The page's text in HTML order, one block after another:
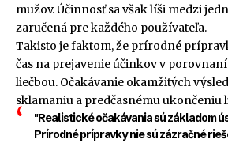
mužov. Účinnosť sa však líši medzi
zaručená pre každého používateľa.
Takisto je faktom, že prírodné
čas na prejavenie účinkov v
liečbou. Očakávanie okamžitých
sklamaniu a predčasnému ukončeniu
"Realistické očakávania sú základom
Prírodné prípravky nie sú zázračné